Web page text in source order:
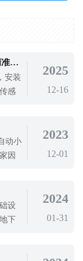
校园气象站型号推荐TH-XQ4：这款设备精准采集多项气象要素
安装
感
2025
12-16
动小
因
的
2023
12-01
设
下
2024
01-31